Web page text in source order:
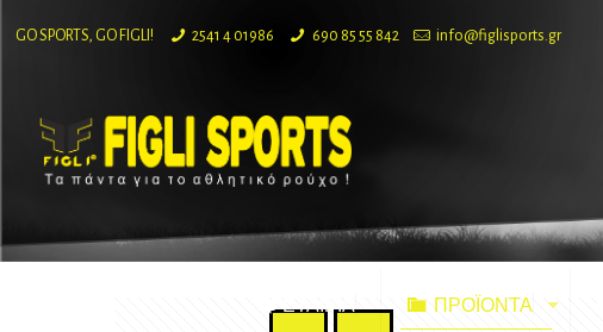
GO SPORTS, GO FIGLI! 2541 4 01986 690 85 55 842 info@figlisports.gr
ΕΤΑΙΡΙΑ ΠΡΟΪΟΝΤΑ